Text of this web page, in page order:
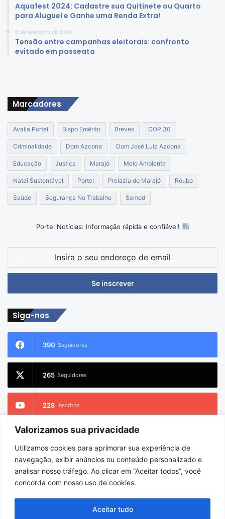
Valorizamos sua privacidade
Utilizamos cookies para aprimorar sua experiência de
navegação, exibir anúncios ou conteúdo personalizado e
analisar nosso tráfego. Ao clicar em “Aceitar todos”, você
concorda com nosso uso de cookies.
Aceitar tudo
Aquafest 2024: Cadastre sua Quitinete ou Quarto
para Aluguel e Ganhe uma Renda Extra!
8 de setembro de 2024
Tensão entre campanhas eleitorais: confronto
evitado em passeata
Marcadores
Avalia Portel Bispo Emérito Breves COP 30
Criminalidade Dom Azcona Dom José Luiz Azcona
Educação Justiça Marajó Meio Ambiente
Natal Sustentável Portel Prelazia do Marajó Roubo
Saúde Segurança No Trabalho Semed
Portel Notícias: Informação rápida e confiável!
seu
de
Siga-nos
390 Seguidores
265 Seguidores
228 Inscritos
2.733 Seguidores
© Copyright 2026Portel Notícias. Todos os direitos reservados |
Hospedado pori9 Digital